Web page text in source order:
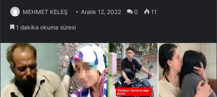
MEHMET KELEŞ Aralık 12, 2022 0 11
1 dakika okuma süresi